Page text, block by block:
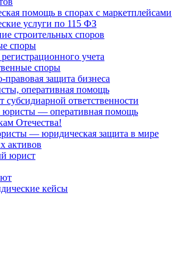
помощь в спорах с маркетплейсами
услуги по 115 ФЗ
строительных споров
споры
учета
споры
правовая защита бизнеса
оперативная помощь
субсидиарной ответственности
— оперативная помощь
Отечества!
— юридическая защита в мире
активов
юрист
кейсы